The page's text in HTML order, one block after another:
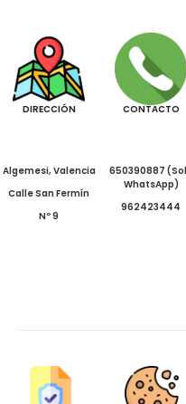
DIRECCIÓN
Algemesi, Valencia
Calle San Fermín
Nº 9
CONTACTO
650390887
WhatsApp)
962423444